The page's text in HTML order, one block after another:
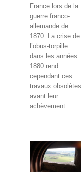
France lors de la
guerre franco-
allemande de
1870. La crise de
l’obus-torpille
dans les années
1880 rend
cependant ces
travaux obsolètes
avant leur
achèvement.